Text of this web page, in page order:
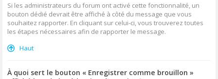
Si les administrateurs du forum ont activé cette fonctionnalité, un
bouton dédié devrait être affiché à côté du message que vous
souhaitez rapporter. En cliquant sur celui-ci, vous trouverez toutes
les étapes nécessaires afin de rapporter le message.
Haut
À quoi sert le bouton « Enregistrer comme brouillon »